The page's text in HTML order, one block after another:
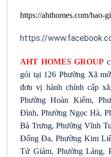
https://ahthomes.com/bao-
https://
AHT HOMES GROUP
gói tại 126 Phường Xã
đơn vị hành chính cấp
Phường Hoàn Kiếm,
Đình, Phường Ngọc Hà,
Bà Trưng, Phường Vĩnh
Đống Đa, Phường Kim
Tử Giám, Phường Láng,